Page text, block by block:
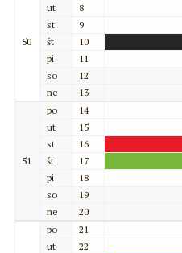
50
ut
8
st
9
št
10
pi
11
so
12
ne
13
51
po
14
ut
15
st
16
št
17
pi
18
so
19
ne
20
po
21
ut
22